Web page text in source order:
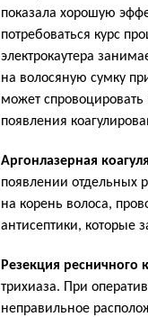
показала хорошую
потребоваться курс
электрокаутера
на волосяную сумку
может
появления
Аргонлазерная
появлении отдельных
на корень волоса,
антисептики, которые
Резекция ресничного
трихиаза. При
неправильное